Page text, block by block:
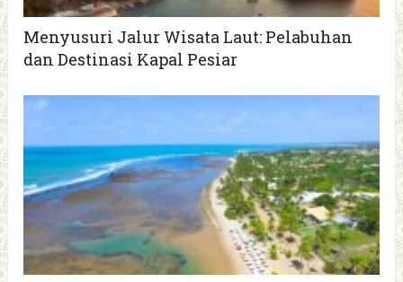
Menyusuri Jalur Wisata Laut: Pelabuhan
dan Destinasi Kapal Pesiar